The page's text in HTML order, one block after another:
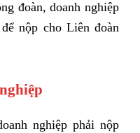
đoàn, doanh nghiệp
nộp cho Liên đoàn
nghiệp phải nộp